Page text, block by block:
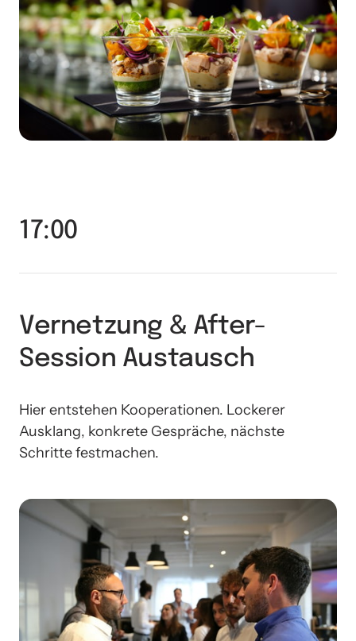
17:00
Vernetzung & After-
Session Austausch
Hier entstehen Kooperationen. Lockerer
Ausklang, konkrete Gespräche, nächste
Schritte festmachen.